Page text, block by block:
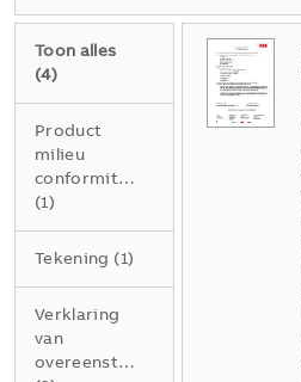
Toon alles
(4)
Product
milieu
conformiteitsverklaring
(1)
Tekening (1)
Verklaring
van
overeenstemming